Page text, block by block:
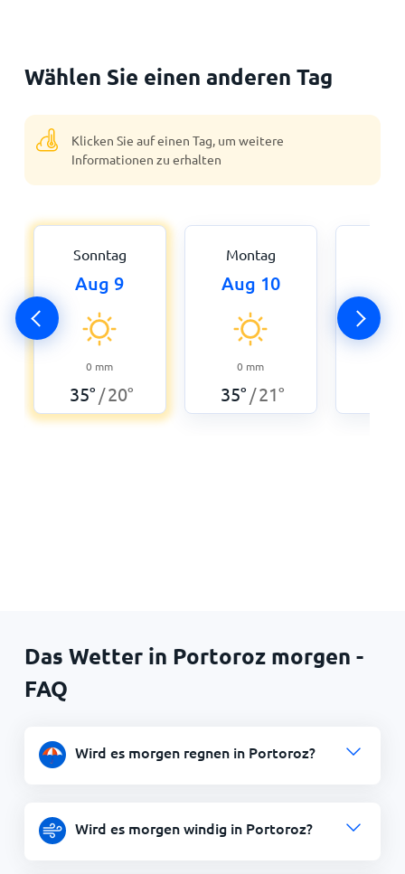
Wählen Sie einen anderen Tag
Klicken Sie auf einen Tag, um weitere
Informationen zu erhalten
Sonntag
Aug 9
0 mm
35° /20°
Montag
Aug 10
0 mm
35° /21°
Das Wetter in Portoroz morgen -
FAQ
Wird es morgen regnen in Portoroz?
Wird es morgen windig in Portoroz?